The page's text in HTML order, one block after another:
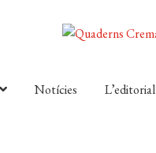
Notícies L’editorial